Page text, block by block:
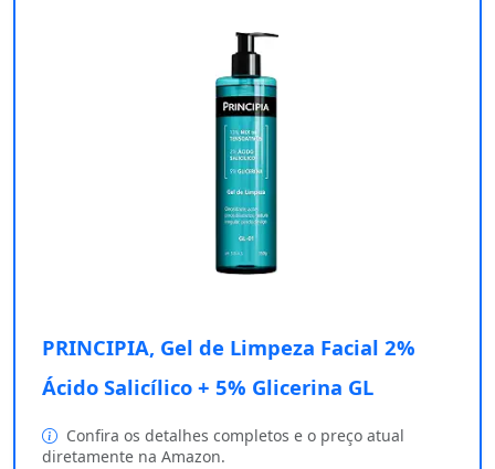
PRINCIPIA, Gel de Limpeza Facial 2%
Ácido Salicílico + 5% Glicerina GL
Confira os detalhes completos e o preço atual
diretamente na Amazon.